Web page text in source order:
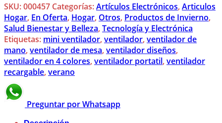
SKU:000457 Categorías:Artículos Electrónicos, Articulos
Hogar, En Oferta, Hogar, Otros, Productos de Invierno,
Salud Bienestar y Belleza, Tecnología y Electrónica
Etiquetas: mini ventilador, ventilador, ventilador de
mano, ventilador de mesa, ventilador diseños,
ventilador en 4 colores, ventilador portatil, ventilador
recargable, verano
Preguntar por Whatsapp